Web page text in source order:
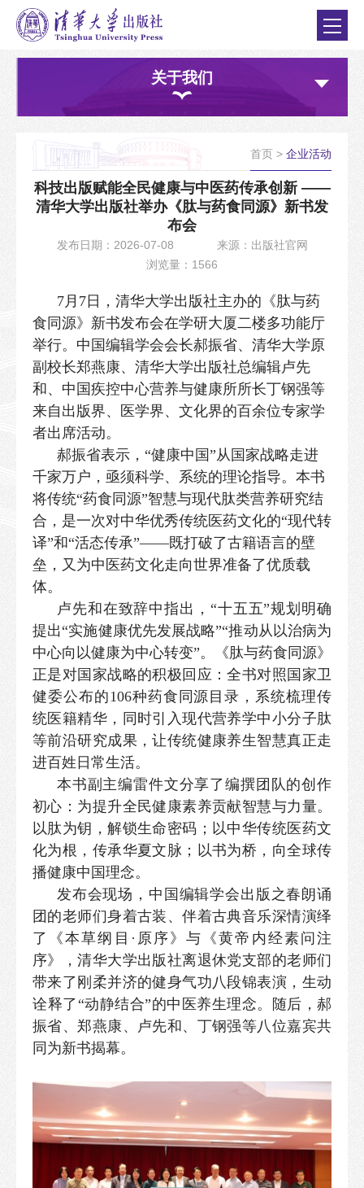
关于我们
首页 > 企业活动
科技出版赋能全民健康与中医药传承创新 ——
清华大学出版社举办《肽与药食同源》新书发
布会
发布日期：2026-07-08
来源：出版社官网
浏览量：1566
7月7日，清华大学出版社主办的《肽与药
食同源》新书发布会在学研大厦二楼多功能厅
举行。中国编辑学会会长郝振省、清华大学原
副校长郑燕康、清华大学出版社总编辑卢先
和、中国疾控中心营养与健康所所长丁钢强等
来自出版界、医学界、文化界的百余位专家学
者出席活动。
郝振省表示，“健康中国”从国家战略走进
千家万户，亟须科学、系统的理论指导。本书
将传统“药食同源”智慧与现代肽类营养研究结
合，是一次对中华优秀传统医药文化的“现代转
译”和“活态传承”——既打破了古籍语言的壁
垒，又为中医药文化走向世界准备了优质载
体。
卢先和在致辞中指出，“十五五”规划明确
提出“实施健康优先发展战略”“推动从以治病为
中心向以健康为中心转变”。《肽与药食同源》
正是对国家战略的积极回应：全书对照国家卫
健委公布的106种药食同源目录，系统梳理传
统医籍精华，同时引入现代营养学中小分子肽
等前沿研究成果，让传统健康养生智慧真正走
进百姓日常生活。
本书副主编雷件文分享了编撰团队的创作
初心：为提升全民健康素养贡献智慧与力量。
以肽为钥，解锁生命密码；以中华传统医药文
化为根，传承华夏文脉；以书为桥，向全球传
播健康中国理念。
发布会现场，中国编辑学会出版之春朗诵
团的老师们身着古装、伴着古典音乐深情演绎
了《本草纲目·原序》与《黄帝内经素问注
序》，清华大学出版社离退休党支部的老师们
带来了刚柔并济的健身气功八段锦表演，生动
诠释了“动静结合”的中医养生理念。随后，郝
振省、郑燕康、卢先和、丁钢强等八位嘉宾共
同为新书揭幕。